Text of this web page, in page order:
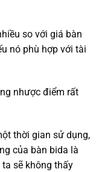
so với giá bàn
nó phù hợp với tài
nhược điểm rất
thời gian sử dụng,
của bàn bida là
sẽ không thấy